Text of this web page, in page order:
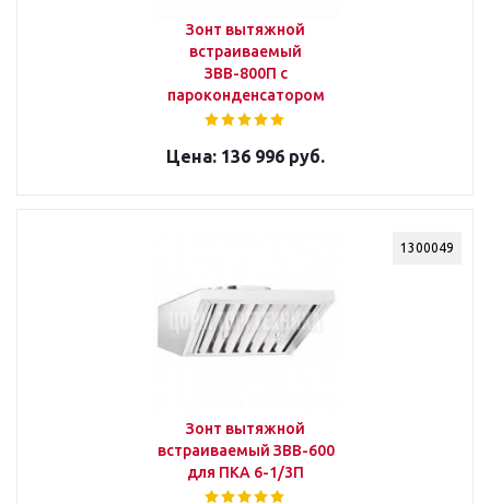
Зонт вытяжной
встраиваемый
ЗВВ-800П с
пароконденсатором
136 996 руб.
1300049
Зонт вытяжной
встраиваемый ЗВВ-600
для ПКА 6-1/3П